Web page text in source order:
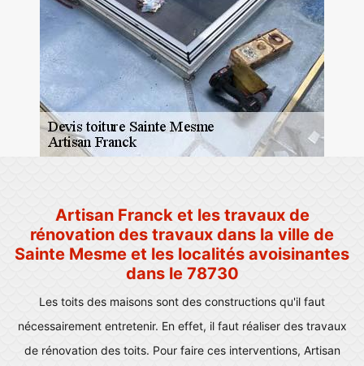
Artisan Franck et les travaux de
rénovation des travaux dans la ville de
Sainte Mesme et les localités avoisinantes
dans le 78730
Les toits des maisons sont des constructions qu'il faut
nécessairement entretenir. En effet, il faut réaliser des travaux
de rénovation des toits. Pour faire ces interventions, Artisan